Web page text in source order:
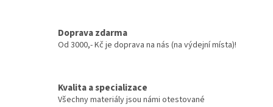
í
k
y
Doprava zdarma
Od 3000,- Kč je doprava na nás (na výdejní místa)!
Kvalita a specializace
Všechny materiály jsou námi otestované